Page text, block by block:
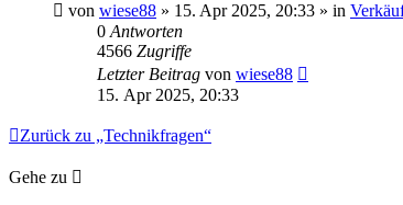
von wiese88 » 15. Apr 2025, 20:33 » in
0 Antworten
4566 Zugriffe
Letzter Beitrag von wiese88
15. Apr 2025, 20:33
Zurück zu „Technikfragen“
Gehe zu